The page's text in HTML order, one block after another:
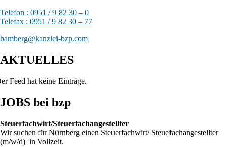
Telefon : 0951 / 9 82 30 – 0
Telefax : 0951 / 9 82 30 – 77
bamberg@kanzlei-bzp.com
AKTUELLES
Feed hat keine Einträge.
JOBS bei bzp
Steuerfachwirt/Steuerfachangestellter
Wir suchen für Nürnberg einen Steuerfachwirt/ Steuefachangestellter
(m/w/d) in Vollzeit.